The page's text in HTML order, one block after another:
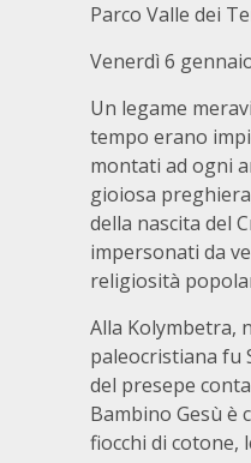
Parco Valle dei
Venerdì 6
Un legame
tempo erano
montati ad ogni
gioiosa
della nascita del
impersonati da
religiosità
Alla Kolymbetra,
paleocristiana fu
del presepe
Bambino Gesù è
fiocchi di cotone,